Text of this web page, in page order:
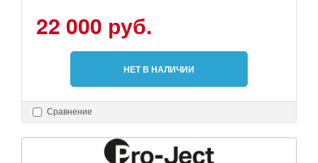
22 000 руб.
НЕТ В НАЛИЧИИ
Сравнение